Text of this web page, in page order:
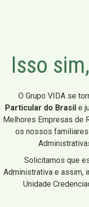
Isso sim,
O Grupo VIDA se
Particular do Brasil e
Melhores Empresas de
os nossos
Solicitamos que
Administrativa e assim,
Unidade